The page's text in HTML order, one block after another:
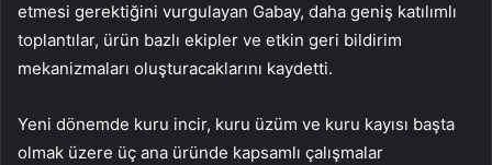
etmesi gerektiğini vurgulayan Gabay, daha geniş katılımlı
toplantılar, ürün bazlı ekipler ve etkin geri bildirim
mekanizmaları oluşturacaklarını kaydetti.
Yeni dönemde kuru incir, kuru üzüm ve kuru kayısı başta
olmak üzere üç ana üründe kapsamlı çalışmalar